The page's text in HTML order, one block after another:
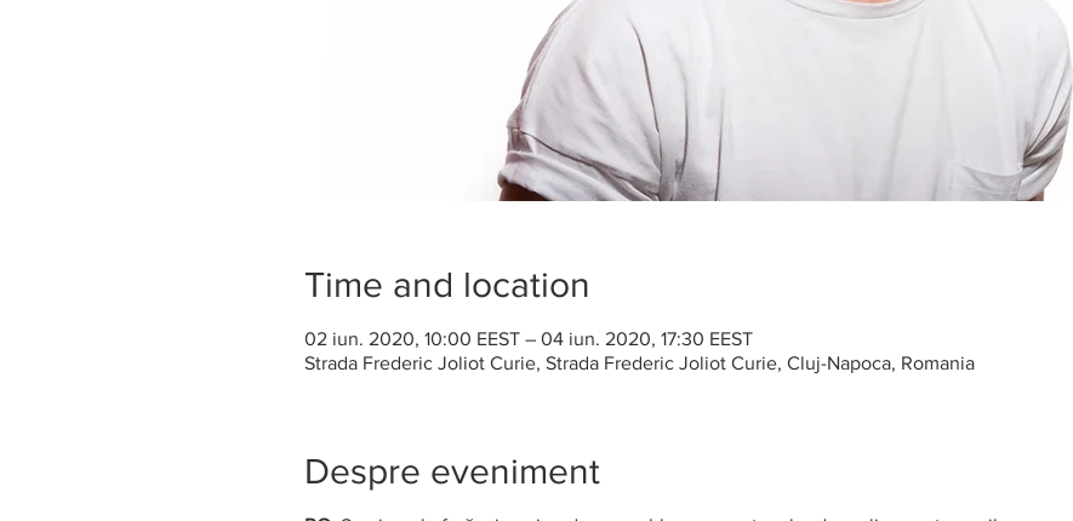
Time and location
02 iun. 2020, 10:00 EEST – 04 iun. 2020, 17:30 EEST
Strada Frederic Joliot Curie, Strada Frederic Joliot Curie, Cluj-Napoca, Romania
Despre eveniment